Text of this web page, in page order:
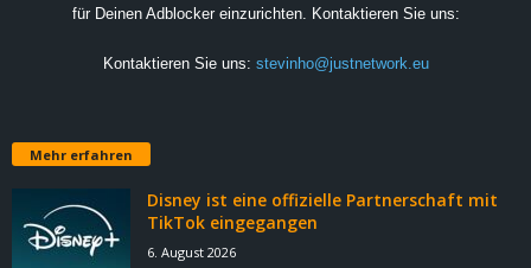
für Deinen Adblocker einzurichten. Kontaktieren Sie uns:
Kontaktieren Sie uns: stevinho@justnetwork.eu
Mehr erfahren
Disney ist eine offizielle Partnerschaft mit
TikTok eingegangen
6. August 2026